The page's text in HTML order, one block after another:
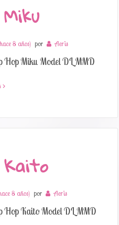
8 años) por Aeris
Hop Miku Model DL MMD
Kaito
8 años) por Aeris
Hop Kaito Model DL MMD